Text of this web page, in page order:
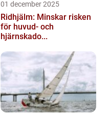
01 december 2025
Ridhjälm: Minskar risken
för huvud- och
hjärnskado...